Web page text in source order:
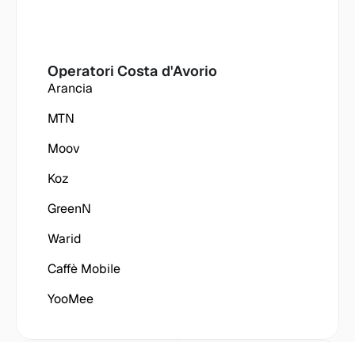
Operatori Costa d'Avorio
Arancia
MTN
Moov
Koz
GreenN
Warid
Caffè Mobile
YooMee